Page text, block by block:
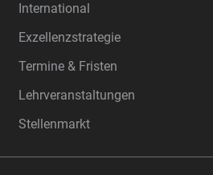
International
Exzellenzstrategie
Termine & Fristen
Lehrveranstaltungen
Stellenmarkt